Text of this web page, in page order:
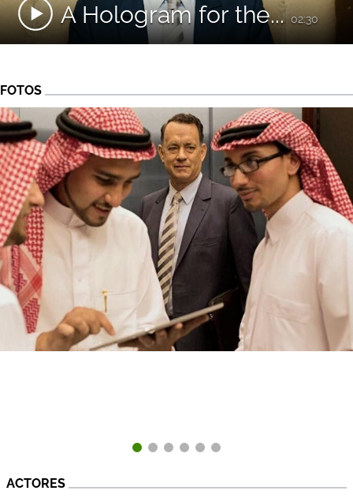
A Hologram for the...02:30
FOTOS
ACTORES